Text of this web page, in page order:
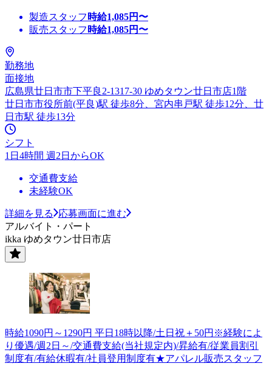
製造スタッフ 時給1,085円〜
販売スタッフ 時給1,085円〜
勤務地
面接地
広島県廿日市市下平良2-1317-30 ゆめタウン廿日市店1階
廿日市市役所前(平良)駅 徒歩8分、宮内串戸駅 徒歩12分、廿
日市駅 徒歩13分
シフト
1日4時間 週2日からOK
交通費支給
未経験OK
詳細を見る
応募画面に進む
アルバイト・パート
ikka ゆめタウン廿日市店
時給1090円～1290円 平日18時以降/土日祝＋50円※経験によ
り優遇/週2日～/交通費支給(当社規定内)/昇給有/従業員割引
制度有/有給休暇有/社員登用制度有★アパレル販売スタッフ